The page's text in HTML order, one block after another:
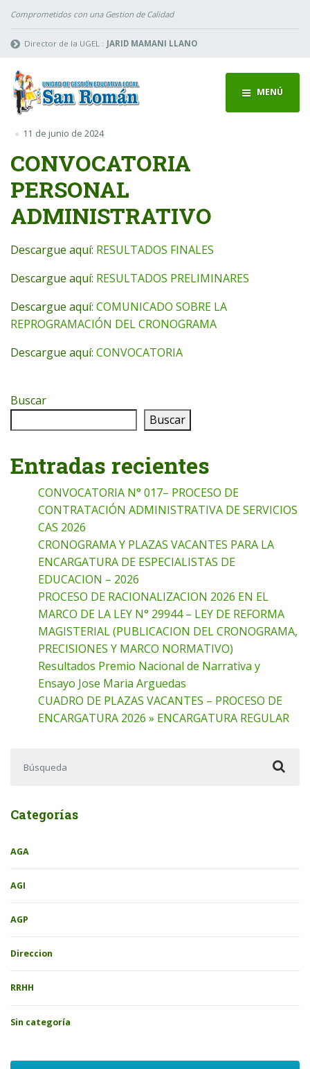
Comprometidos con una Gestion de Calidad
Director de la UGEL : JARID MAMANI LLANO
MENÚ
11 de junio de 2024
CONVOCATORIA
PERSONAL
ADMINISTRATIVO
Descargue aquí: RESULTADOS FINALES
Descargue aquí: RESULTADOS PRELIMINARES
Descargue aquí: COMUNICADO SOBRE LA
REPROGRAMACIÓN DEL CRONOGRAMA
Descargue aquí: CONVOCATORIA
Buscar
Buscar
Entradas recientes
CONVOCATORIA N° 017– PROCESO DE
CONTRATACIÓN ADMINISTRATIVA DE SERVICIOS
CAS 2026
CRONOGRAMA Y PLAZAS VACANTES PARA LA
ENCARGATURA DE ESPECIALISTAS DE
EDUCACION – 2026
PROCESO DE RACIONALIZACION 2026 EN EL
MARCO DE LA LEY N° 29944 – LEY DE REFORMA
MAGISTERIAL (PUBLICACION DEL CRONOGRAMA,
PRECISIONES Y MARCO NORMATIVO)
Resultados Premio Nacional de Narrativa y
Ensayo Jose Maria Arguedas
CUADRO DE PLAZAS VACANTES – PROCESO DE
ENCARGATURA 2026 » ENCARGATURA REGULAR
Categorías
AGA
AGI
AGP
Direccion
RRHH
Sin categoría